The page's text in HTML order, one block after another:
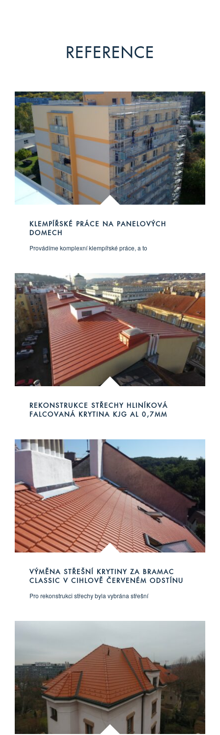
REFERENCE
KLEMPÍŘSKÉ PRÁCE NA PANELOVÝCH
DOMECH
Provádíme komplexní klempířské práce, a to
REKONSTRUKCE STŘECHY HLINÍKOVÁ
FALCOVANÁ KRYTINA KJG AL 0,7MM
VÝMĚNA STŘEŠNÍ KRYTINY ZA BRAMAC
CLASSIC V CIHLOVĚ ČERVENÉM ODSTÍNU
Pro rekonstrukci střechy byla vybrána střešní